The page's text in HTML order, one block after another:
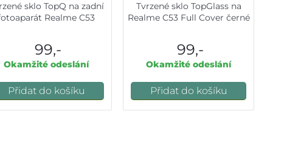
sklo TopQ na zadní
Realme C53
99,-
Okamžité odeslání
Přidat do košíku
Tvrzené sklo TopGlass na
Realme C53 Full Cover černé
99,-
Okamžité odeslání
Přidat do košíku